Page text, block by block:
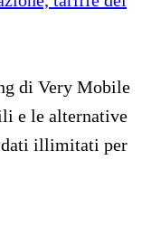
di Very Mobile
e le alternative
dati illimitati per